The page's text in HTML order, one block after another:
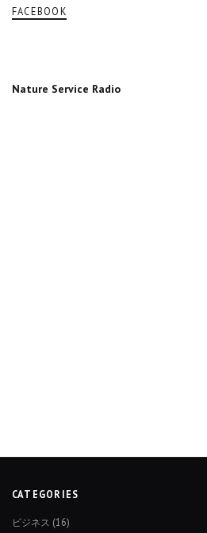
FACEBOOK
Nature Service Radio
CATEGORIES
ビジネス (16)